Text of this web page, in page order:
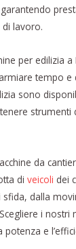
lavoro.
per edilizia
tempo e
sono
strumenti
da
di veicoli dei
dalla
i
potenza e